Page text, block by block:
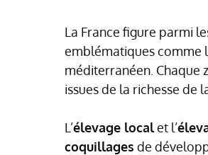
La France figure parmi
emblématiques comme
méditerranéen. Chaque
issues de la richesse de
L’élevage localet l’
coquillages de